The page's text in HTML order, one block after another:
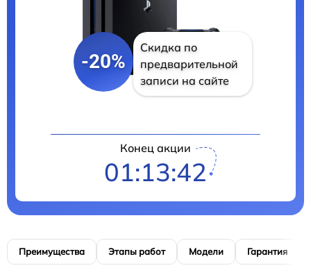
-20%
Скидка по
предварительной
записи на сайте
Конец акции
01:13:41
Преимущества Этапы работ Модели Гарантия